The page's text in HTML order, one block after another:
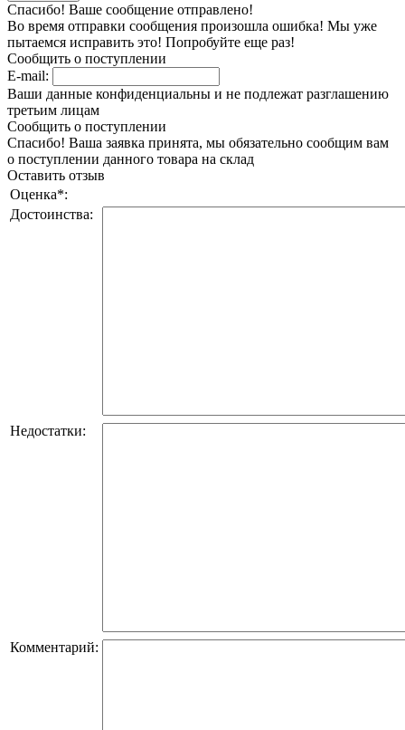
Спасибо! Ваше сообщение отправлено!
Во время отправки сообщения произошла ошибка! Мы уже
пытаемся исправить это! Попробуйте еще раз!
Сообщить о поступлении
E-mail:
Ваши данные конфиденциальны и не подлежат разглашению
третьим лицам
Сообщить о поступлении
Спасибо! Ваша заявка принята, мы обязательно сообщим вам
о поступлении данного товара на склад
Оставить отзыв
Оценка*:
Достоинства:
Недостатки:
Комментарий: